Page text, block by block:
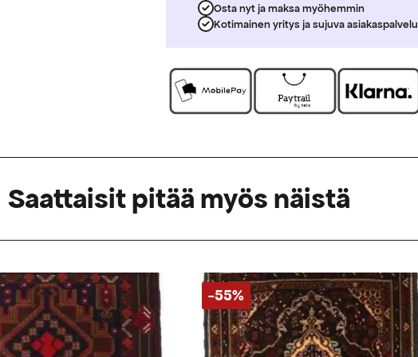
Osta nyt ja maksa myöhemmin
Kotimainen yritys ja sujuva asiakaspalvelu
Saattaisit pitää myös näistä
-55%